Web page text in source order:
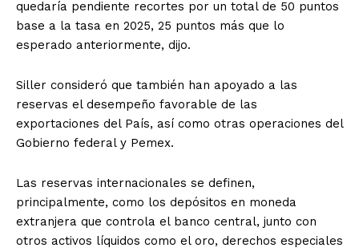
quedaría pendiente recortes por un total de 50 puntos
base a la tasa en 2025, 25 puntos más que lo
esperado anteriormente, dijo.
Siller consideró que también han apoyado a las
reservas el desempeño favorable de las
exportaciones del País, así como otras operaciones del
Gobierno federal y Pemex.
Las reservas internacionales se definen,
principalmente, como los depósitos en moneda
extranjera que controla el banco central, junto con
otros activos líquidos como el oro, derechos especiales